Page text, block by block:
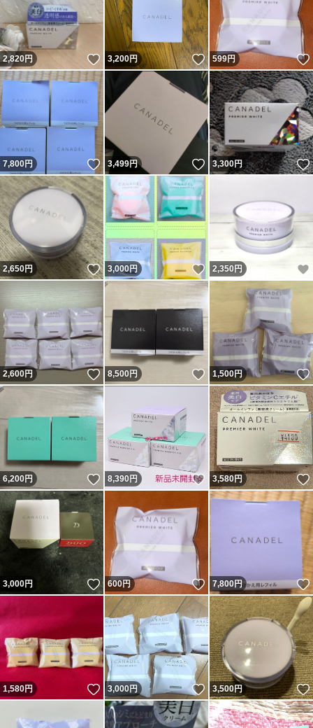
2,820円 いいね！
3,200円 いいね！
599円
7,800円 いいね！
3,499円 いいね！
3,300円
2,650円 いいね！
3,000円 いいね！
2,350 円
2,600円 いいね！
8,500円 いいね！
1,500円
6,200円 いいね！
8,390 円 いいね！
3,580円
3,000円 いいね！
600円 いいね！
7,800円
1,580円 いいね！
3,000円 いいね！
3,500円